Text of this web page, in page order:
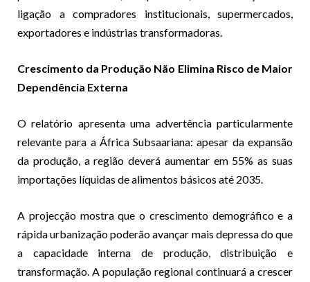
ligação a compradores institucionais, supermercados,
exportadores e indústrias transformadoras.
Crescimento da Produção Não Elimina Risco de Maior
Dependência Externa
O relatório apresenta uma advertência particularmente
relevante para a África Subsaariana: apesar da expansão
da produção, a região deverá aumentar em 55% as suas
importações líquidas de alimentos básicos até 2035.
A projecção mostra que o crescimento demográfico e a
rápida urbanização poderão avançar mais depressa do que
a capacidade interna de produção, distribuição e
transformação. A população regional continuará a crescer